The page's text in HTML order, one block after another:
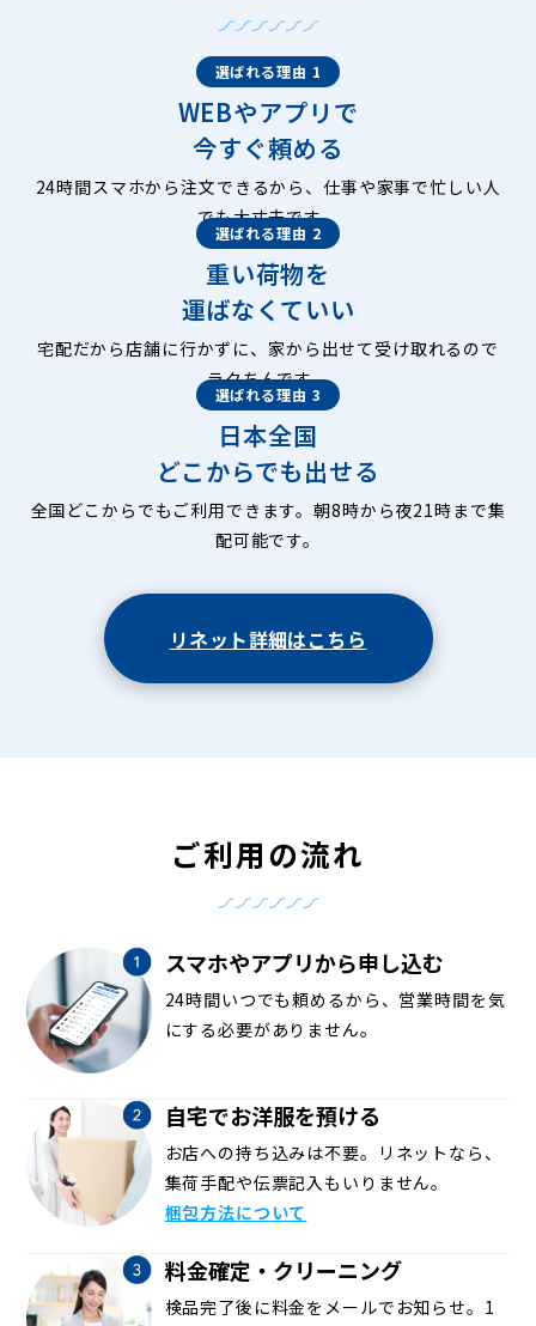
選ばれる理由 1
WEBやアプリで
今すぐ頼める
24時間スマホから注文できるから、仕事や家事で忙しい人
でも大丈夫です。
選ばれる理由 2
重い荷物を
運ばなくていい
宅配だから店舗に行かずに、家から出せて受け取れるので
ラクちんです。
選ばれる理由 3
日本全国
どこからでも出せる
全国どこからでもご利用できます。朝8時から夜21時まで集
配可能です。
リネット詳細はこちら
ご利用の流れ
スマホやアプリから申し込む
24時間いつでも頼めるから、営業時間を気
にする必要がありません。
自宅でお洋服を預ける
お店への持ち込みは不要。リネットなら、
集荷手配や伝票記入もいりません。
梱包方法について
料金確定・クリーニング
検品完了後に料金をメールでお知らせ。1